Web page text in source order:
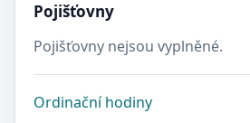
Pojišťovny
Pojišťovny nejsou vyplněné.
Ordinační hodiny